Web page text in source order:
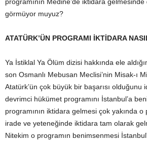
görmüyor muyuz?
ATATÜRK’ÜN PROGRAMI İKTİDARA
Ya İstiklal Ya Ölüm dizisi hakkında ele
son Osmanlı Mebusan Meclisi’nin Misak-ı
Atatürk’ün çok büyük bir başarısı olduğunu
devrimci hükümet programını İstanbul’a
programının iktidara gelmesi çok yakında
irade ve yeteneğinde iktidara tam olarak
Nitekim o programın benimsenmesi